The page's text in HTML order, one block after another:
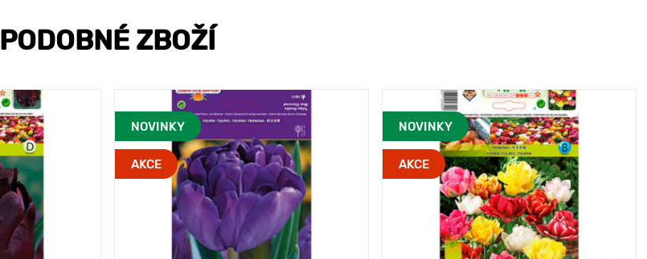
PODOBNÉ ZBOŽÍ
NOVINKY
AKCE
NOVINKY
AKCE